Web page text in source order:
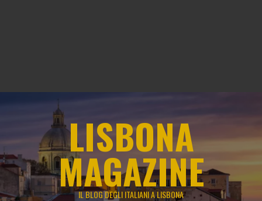
LISBONA
MAGAZINE
IL BLOG DEGLI ITALIANI A LISBONA